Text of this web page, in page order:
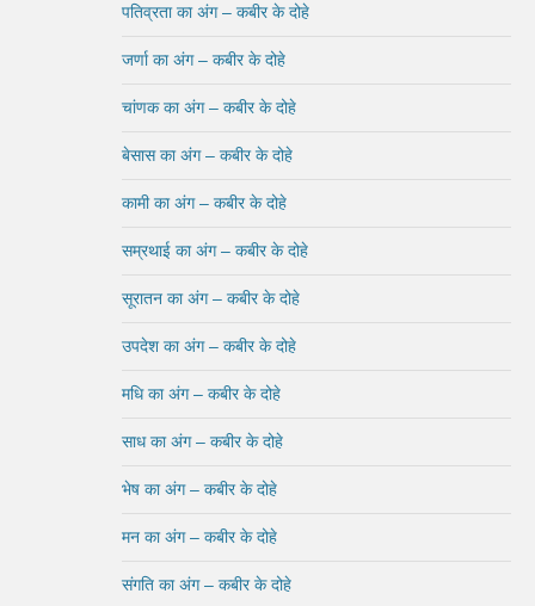
पतिव्रता का अंग – कबीर के दोहे
जर्णा का अंग – कबीर के दोहे
चांणक का अंग – कबीर के दोहे
बेसास का अंग – कबीर के दोहे
कामी का अंग – कबीर के दोहे
सम्रथाई का अंग – कबीर के दोहे
सूरातन का अंग – कबीर के दोहे
उपदेश का अंग – कबीर के दोहे
मधि का अंग – कबीर के दोहे
साध का अंग – कबीर के दोहे
भेष का अंग – कबीर के दोहे
मन का अंग – कबीर के दोहे
संगति का अंग – कबीर के दोहे